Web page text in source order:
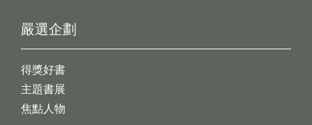
嚴選企劃
得獎好書
主題書展
焦點人物